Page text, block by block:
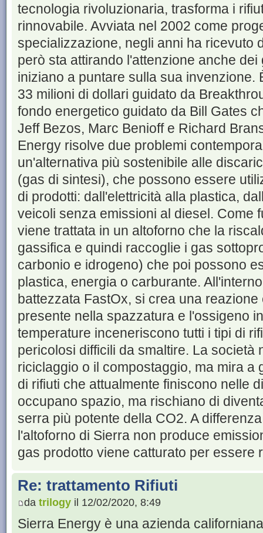
tecnologia rivoluzionaria, trasforma i
rinnovabile. Avviata nel 2002 come
specializzazione, negli anni ha ricevuto
però sta attirando l'attenzione anche
iniziano a puntare sulla sua invenzione.
33 milioni di dollari guidato da
fondo energetico guidato da Bill Gates
Jeff Bezos, Marc Benioff e Richard
Energy risolve due problemi
un'alternativa più sostenibile alle
(gas di sintesi), che possono essere
di prodotti: dall'elettricità alla plastica,
veicoli senza emissioni al diesel. Come
viene trattata in un altoforno che la
gassifica e quindi raccoglie i gas
carbonio e idrogeno) che poi possono
plastica, energia o carburante.
battezzata FastOx, si crea una
presente nella spazzatura e l'ossigeno
temperature inceneriscono tutti i tipi di
pericolosi difficili da smaltire. La società
riciclaggio o il compostaggio, ma mira a
di rifiuti che attualmente finiscono nelle
occupano spazio, ma rischiano di
serra più potente della CO2. A
l'altoforno di Sierra non produce
gas prodotto viene catturato per essere
Re: trattamento Rifiuti
da trilogy il 12/02/2020, 8:49
Sierra Energy è una azienda